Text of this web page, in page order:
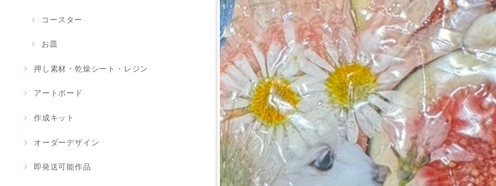
コースター
お皿
押し素材・乾燥シート・レジン
アートボード
作成キット
オーダーデザイン
即発送可能作品